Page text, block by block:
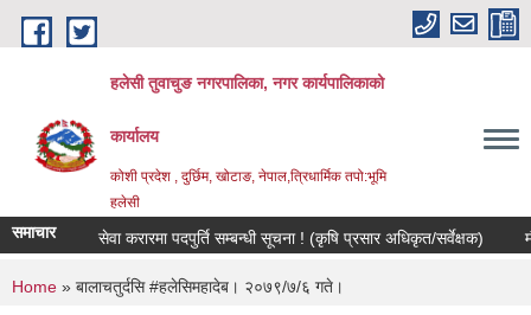
Skip to main content
हलेसी तुवाचुङ नगरपालिका, नगर कार्यपालिकाको
कार्यालय
कोशी प्रदेश , दुर्छिम, खोटाङ, नेपाल,त्रिधार्मिक तपो:भूमि
हलेसी
समाचार सेवा करारमा पदपुर्ति सम्बन्धी सूचना ! (कृषि प्रसार अधिकृत/सर्वेक्षक)
You are here
Home » बालाचतुर्दसि #हलेसिमहादेब। २०७९/७/६ गते।